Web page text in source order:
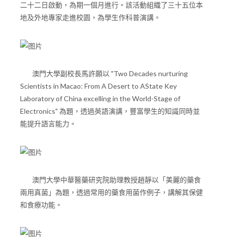
二十二日啟動，為期一個月進行。該活動組織了三十五位本
地及外地專家走進校園，為學生作科普演講。
澳門大學副校長馬許願以 "Two Decades nurturing
Scientists in Macao: From A Desert to AState Key
Laboratory of China excelling in the World-Stage of
Electronics" 為題，透過英語演講，豐富學生的知識同時並
能提升語言能力。
澳門大學中華醫藥研究院助理教授趙靜以「美麗的藥食
兩用真菌」為題，透過常用的藥食用菌作例子，講解其保健
和食療功能。